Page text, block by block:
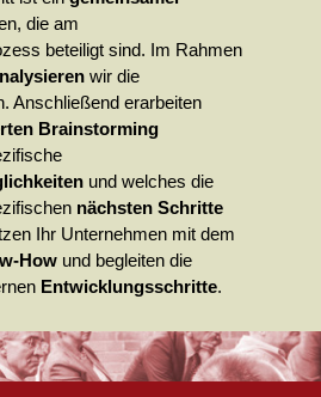
die am
beteiligt sind. Im Rahmen
wir die
Anschließend erarbeiten
Brainstorming
und welches die
nächsten Schritte
Ihr Unternehmen mit dem
Howund begleiten die
Entwicklungsschritte.